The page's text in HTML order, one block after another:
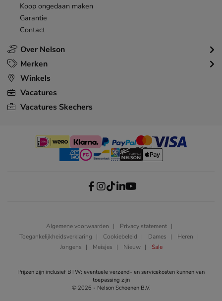
Over Nelson
Koop ongedaan maken
Garantie
Contact
Merken
Winkels
Vacatures
Vacatures Skechers
Algemene voorwaarden
Privacy statement
Toegankelijkheidsverklaring
Cookiebeleid Dames
Heren
Jongens
Meisjes Nieuw Sale
Prijzen zijn inclusief BTW; eventuele verzend- en servicekosten kunnen van
toepassing zijn
© 2026 - Nelson Schoenen B.V.